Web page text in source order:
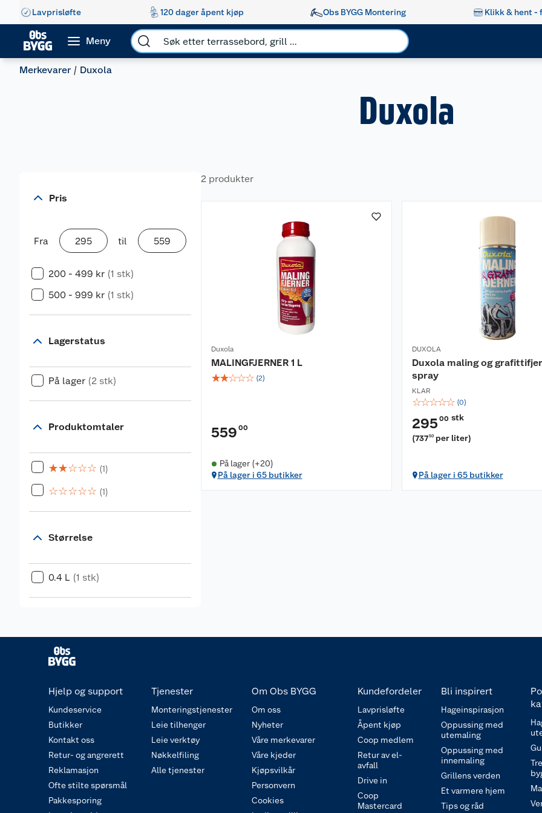
Lavprisløfte 120 dager åpent kjøp Obs BYGG Montering Klikk & hent -
Meny
Merkevarer Duxola
Duxola
Pris
Fra til
200 - 499 kr (1 stk)
500 - 999 kr (1 stk)
Lagerstatus
På lager (2 stk)
Produktomtaler
☆☆☆☆☆ (1)
☆☆☆☆☆ (1)
Størrelse
0.4 L (1 stk)
2 produkter
Duxola
MALINGFJERNER 1 L
☆☆☆☆☆ (2)
559 00
På lager (+20)
På lager i 65 butikker
DUXOLA
Duxola maling og
spray
KLAR
☆☆☆☆☆ (0)
295 00 stk
(73750 per liter)
På lager i 65 butikker
Hjelp og support
Kundeservice
Butikker
Kontakt oss
Retur- og angrerett
Reklamasjon
Ofte stilte spørsmål
Pakkesporing
Tjenester
Monteringstjenester
Leie tilhenger
Leie verktøy
Nøkkelfiling
Alle tjenester
Om Obs BYGG
Om oss
Nyheter
Våre merkevarer
Våre kjeder
Kjøpsvilkår
Personvern
Cookies
Kundefordeler
Lavprisløfte
Åpent kjøp
Coop medlem
Retur av el-
avfall
Drive in
Coop
Mastercard
Bli inspirert
Hageinspirasjon
Oppussing med
utemaling
Oppussing med
innemaling
Grillens verden
Et varmere hjem
Tips og råd